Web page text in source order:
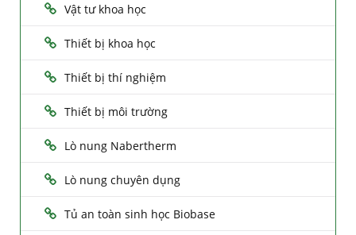
Vật tư khoa học
Thiết bị khoa học
Thiết bị thí nghiệm
Thiết bị môi trường
Lò nung Nabertherm
Lò nung chuyên dụng
Tủ an toàn sinh học Biobase